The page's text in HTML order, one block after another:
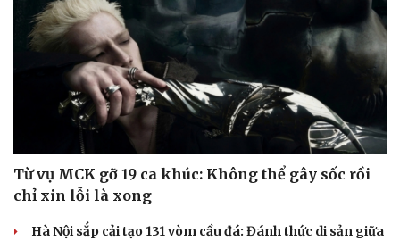
Từ vụ MCK gỡ 19 ca khúc: Không thể gây sốc rồi
chỉ xin lỗi là xong
Hà Nội sắp cải tạo 131 vòm cầu đá: Đánh thức di sản giữa